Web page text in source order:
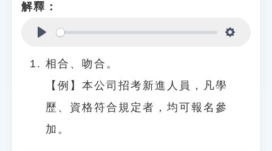
解釋：
相合、吻合。
【例】本公司招考新進人員，凡學
歷、資格符合規定者，均可報名參
加。